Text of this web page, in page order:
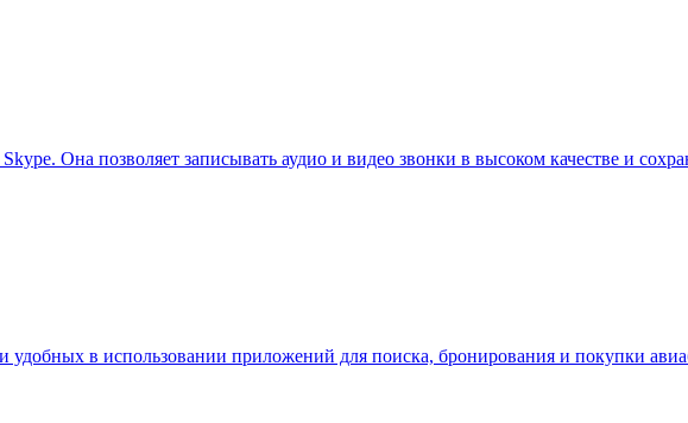
Она позволяет записывать аудио и видео звонки в высоком качестве и
в использовании приложений для поиска, бронирования и покупки